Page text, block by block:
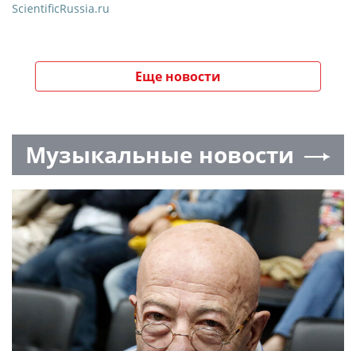
ScientificRussia.ru
Еще новости
Музыкальные новости